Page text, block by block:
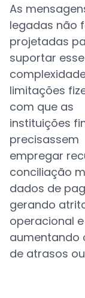
As
legadas não
projetadas
suportar
limitações
com que as
instituições
precisassem
empregar
conciliação
dados de
gerando
operacional e
aumentando
de atrasos